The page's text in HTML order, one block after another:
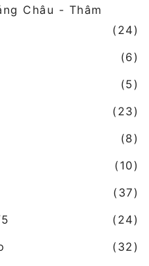
Châu - Thâm
(24)
(6)
(5)
(23)
(8)
(10)
(37)
(24)
(32)